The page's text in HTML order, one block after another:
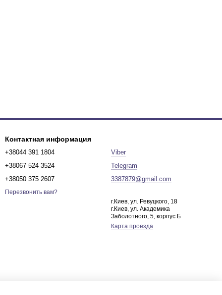
Контактная информация
+38044 391 1804
+38067 524 3524
+38050 375 2607
Перезвонить вам?
Viber
Telegram
3387879@gmail.com
г.Киев, ул. Ревуцкого, 18
г.Киев, ул. Академика
Заболотного, 5, корпус Б
Карта проезда